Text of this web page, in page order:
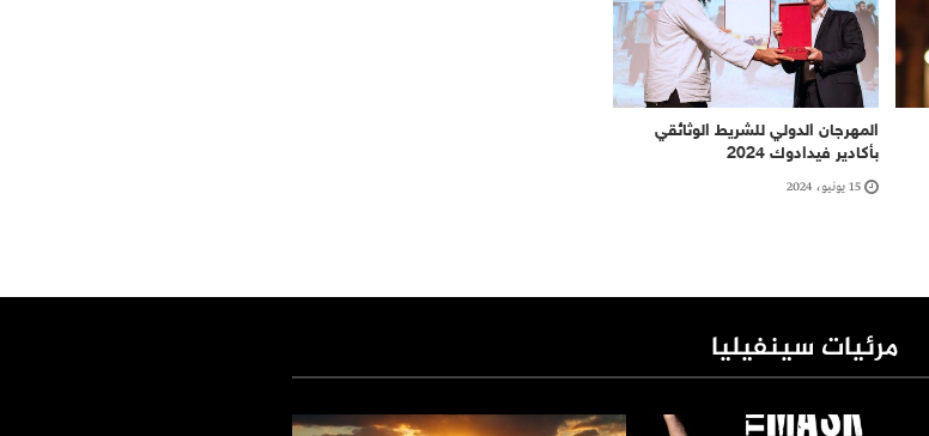
المهرجان الدولي للشريط الوثائقي
بأكادير فيدادوك 2024
15 يونيو، 2024
مرئيات سينفيليا